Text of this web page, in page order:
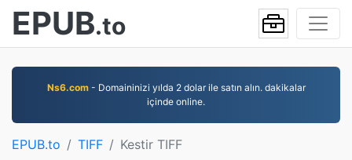
EPUB.to
Ns6.com- Domaininizi yılda 2 dolar ile satın alın. dakikalar
içinde online.
EPUB.to TIFF Kestir TIFF